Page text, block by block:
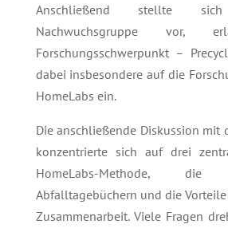
Anschließend stellte
Nachwuchsgruppe vor,
Forschungsschwerpunkt –
dabei insbesondere auf die
HomeLabs ein.
Die anschließende Diskussion mit
konzentrierte sich auf drei
HomeLabs-Methode,
Abfalltagebüchern und die
Zusammenarbeit. Viele Fragen